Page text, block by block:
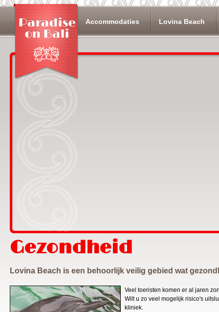
Overslaan en naar de algemene inhoud gaan
Accommodaties Lovina Beach
Gezondheid
Lovina Beach is een behoorlijk veilig gebied wat
Veel toeristen komen er al jaren
Wilt u zo veel mogelijk risico's
kliniek.